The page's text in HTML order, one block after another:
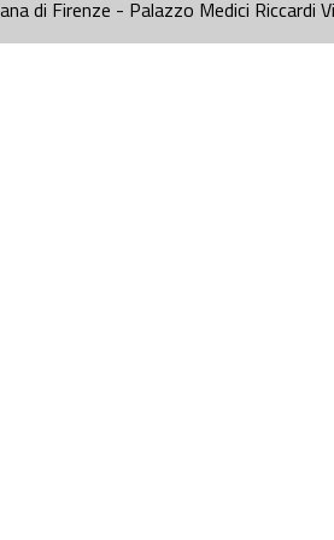
di Firenze - Palazzo Medici Riccardi